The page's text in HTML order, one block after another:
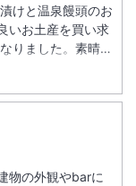
いお土産を買い求
。
物の外観やbarに